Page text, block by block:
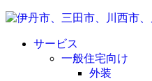
サービス
一般住宅向け
外装